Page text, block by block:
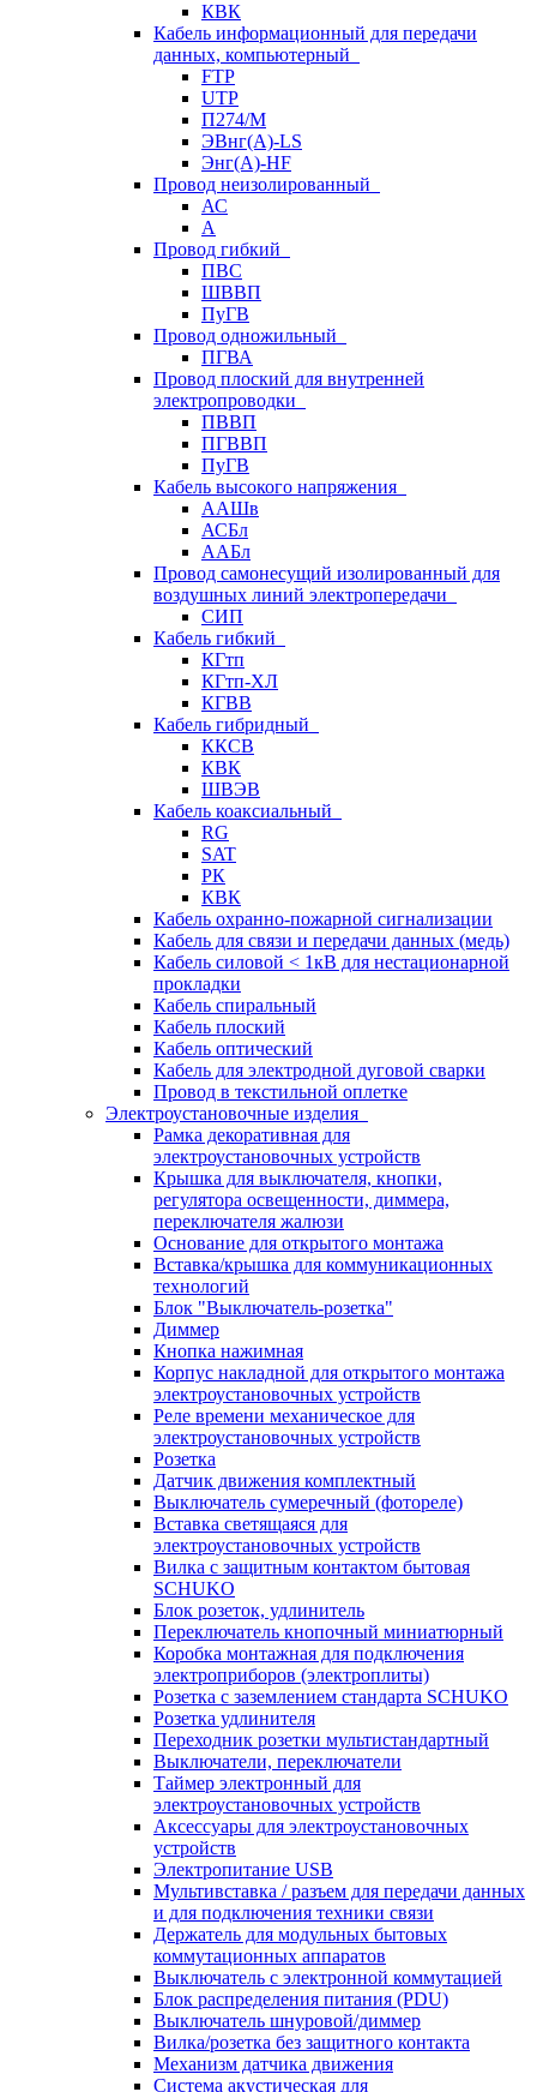
КВК
Кабель информационный для передачи
данных, компьютерный
FTP
UTP
П274/М
ЭВнг(А)-LS
Энг(А)-HF
Провод неизолированный
АС
А
Провод гибкий
ПВС
ШВВП
ПуГВ
Провод одножильный
ПГВА
Провод плоский для внутренней
электропроводки
ПВВП
ПГВВП
ПуГВ
Кабель высокого напряжения
ААШв
АСБл
ААБл
Провод самонесущий изолированный для
воздушных линий электропередачи
СИП
Кабель гибкий
КГтп
КГтп-ХЛ
КГВВ
Кабель гибридный
ККСВ
КВК
ШВЭВ
Кабель коаксиальный
RG
SAT
РК
КВК
Кабель охранно-пожарной сигнализации
Кабель для связи и передачи данных (медь)
Кабель силовой < 1кВ для нестационарной
прокладки
Кабель спиральный
Кабель плоский
Кабель оптический
Кабель для электродной дуговой сварки
Провод в текстильной оплетке
Электроустановочные изделия
Рамка декоративная для
электроустановочных устройств
Крышка для выключателя, кнопки,
регулятора освещенности, диммера,
переключателя жалюзи
Основание для открытого монтажа
Вставка/крышка для коммуникационных
технологий
Блок "Выключатель-розетка"
Диммер
Кнопка нажимная
Корпус накладной для открытого монтажа
электроустановочных устройств
Реле времени механическое для
электроустановочных устройств
Розетка
Датчик движения комплектный
Выключатель сумеречный (фотореле)
Вставка светящаяся для
электроустановочных устройств
Вилка с защитным контактом бытовая
SCHUKO
Блок розеток, удлинитель
Переключатель кнопочный миниатюрный
Коробка монтажная для подключения
электроприборов (электроплиты)
Розетка с заземлением стандарта SCHUKO
Розетка удлинителя
Переходник розетки мультистандартный
Выключатели, переключатели
Таймер электронный для
электроустановочных устройств
Аксессуары для электроустановочных
устройств
Электропитание USB
Мультивставка / разъем для передачи данных
и для подключения техники связи
Держатель для модульных бытовых
коммутационных аппаратов
Выключатель с электронной коммутацией
Блок распределения питания (PDU)
Выключатель шнуровой/диммер
Вилка/розетка без защитного контакта
Механизм датчика движения
Система акустическая для